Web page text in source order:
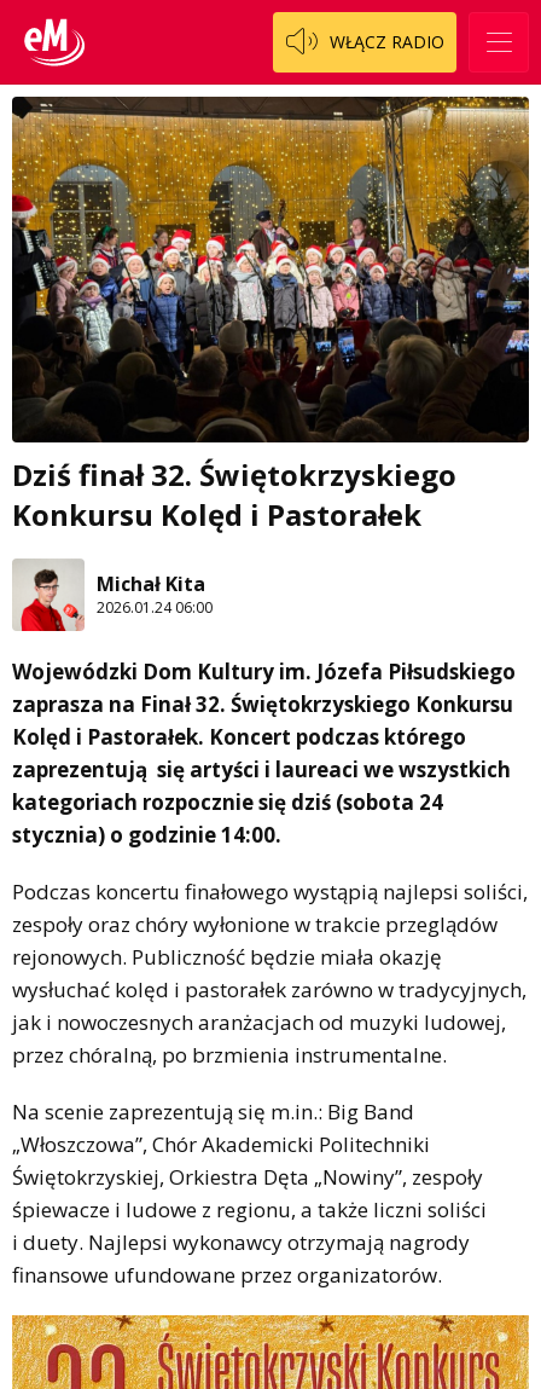
WŁĄCZ RADIO
Dziś finał 32. Świętokrzyskiego
Konkursu Kolęd i Pastorałek
Michał Kita
2026.01.24 06:00
Wojewódzki Dom Kultury im. Józefa Piłsudskiego
zaprasza na Finał 32. Świętokrzyskiego Konkursu
Kolęd i Pastorałek. Koncert podczas którego
zaprezentują się artyści i laureaci we wszystkich
kategoriach rozpocznie się dziś (sobota 24
stycznia) o godzinie 14:00.
Podczas koncertu finałowego wystąpią najlepsi soliści,
zespoły oraz chóry wyłonione w trakcie przeglądów
rejonowych. Publiczność będzie miała okazję
wysłuchać kolęd i pastorałek zarówno w tradycyjnych,
jak i nowoczesnych aranżacjach od muzyki ludowej,
przez chóralną, po brzmienia instrumentalne.
Na scenie zaprezentują się m.in.: Big Band
„Włoszczowa”, Chór Akademicki Politechniki
Świętokrzyskiej, Orkiestra Dęta „Nowiny”, zespoły
śpiewacze i ludowe z regionu, a także liczni soliści
i duety. Najlepsi wykonawcy otrzymają nagrody
finansowe ufundowane przez organizatorów.